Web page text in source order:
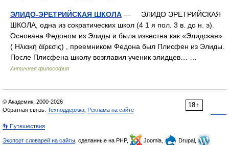
ЭЛИДО-ЭРЕТРИЙСКАЯ ШКОЛА — ЭЛИДО ЭРЕТРИЙСКАЯ
ШКОЛА, одна из сократических школ (4 1 я пол. 3 в. до н. э).
Основана Федоном из Элиды и была известна как «Элидская»
( Ηλιακή ἀϊρεσις) , преемником Федона был Плисфен из Элиды.
После Плисфена школу возглавил ученик элидцев… …
Античная философия
18+
© Академик, 2000-2026
Обратная связь: Техподдержка Реклама на сайте
👣 Путешествия
Экспорт словарей на сайты , сделанные на PHP, Joomla,
Drupal,